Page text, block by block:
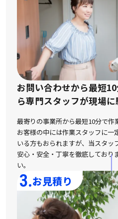
お問い合わせから最短
ら専門スタッフが現場
最寄りの事業所から最短10分で作
お客様の中には作業スタッフに一
いる方もおられますが、 当スタッ
安心・安全・丁寧を徹底しており
い。
3.お見積り